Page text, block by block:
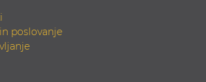
poslovanje